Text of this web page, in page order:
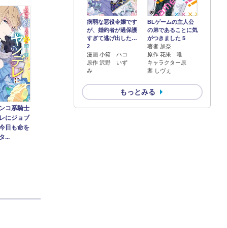
病弱な悪役令嬢です
が、婚約者が過保護
すぎて逃げ出した…
2
漫画 小箱 ハコ
原作 沢野 いず
み
BLゲームの主人公
の弟であることに気
がつきました 5
著者 加奈
原作 花果 唯
キャラクター原
案 しヴぇ
もっとみる
コ系騎士
にジョブ
日も命を
...